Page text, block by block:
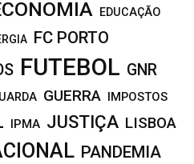
EDUCAÇÃO
FC PORTO
FUTEBOL GNR
GUERRA IMPOSTOS
IPMA JUSTIÇA LISBOA
PANDEMIA